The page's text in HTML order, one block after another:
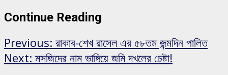
Continue Reading
Previous: রাকাব-শেখ রাসেল এর ৫৮তম জন্মদিন পালিত
Next: মসজিদের নাম ভাঙ্গিয়ে জমি দখলের চেষ্টা!